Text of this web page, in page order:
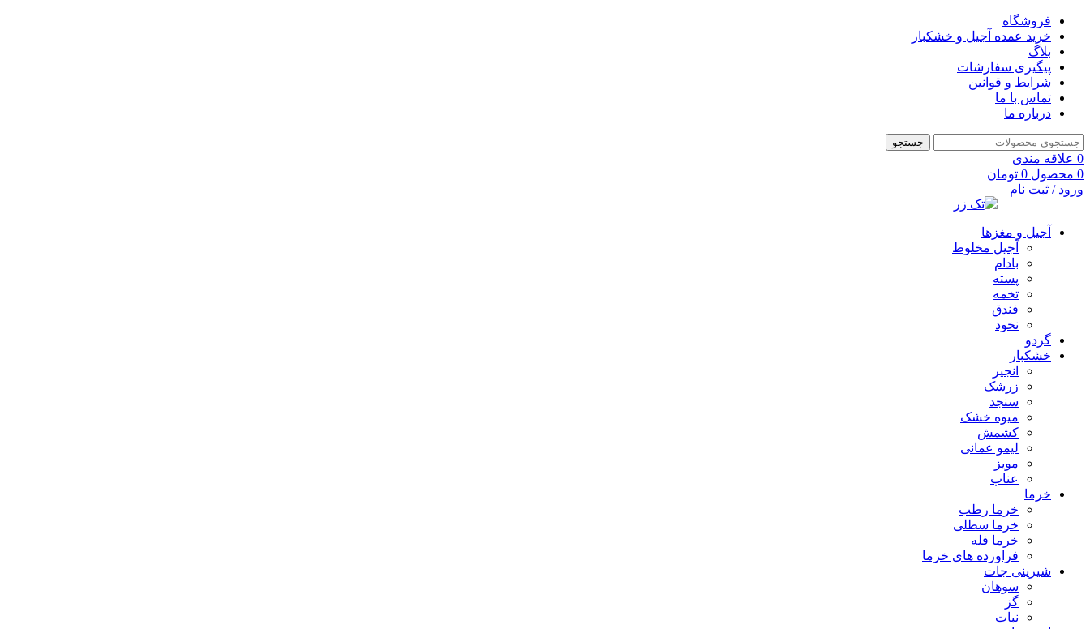
فروشگاه
خرید عمده آجیل و خشکبار
بلاگ
پیگیری سفارشات
شرایط و قوانین
تماس با ما
درباره ما
جستجو
0 علاقه مندی
0 محصول 0 تومان
ورود / ثبت نام
آجیل و مغزها
آجیل مخلوط
بادام
پسته
تخمه
فندق
نخود
گردو
خشکبار
انجیر
زرشک
سنجد
میوه خشک
کشمش
لیمو عمانی
مویز
عناب
خرما
خرما رطب
خرما سطلی
خرما فله
فراورده های خرما
شیرینی جات
سوهان
گز
نبات